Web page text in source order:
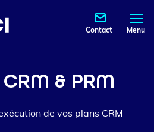
Contact Menu
& PRM
de vos plans CRM